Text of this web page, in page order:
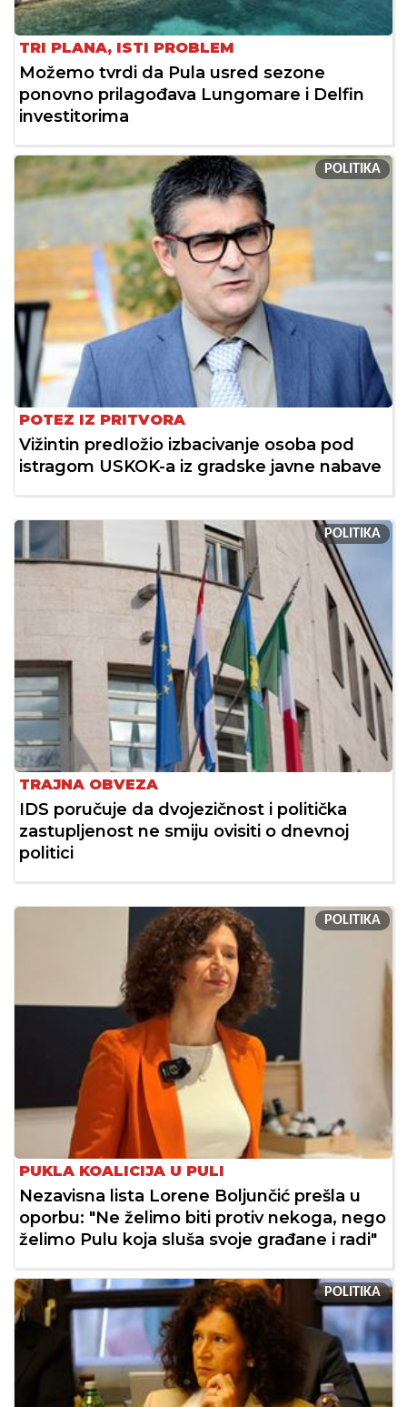
TRI PLANA, ISTI PROBLEM
Možemo tvrdi da Pula usred sezone
ponovno prilagođava Lungomare i Delfin
investitorima
POLITIKA
POTEZ IZ PRITVORA
Vižintin predložio izbacivanje osoba pod
istragom USKOK-a iz gradske javne nabave
POLITIKA
TRAJNA OBVEZA
IDS poručuje da dvojezičnost i politička
zastupljenost ne smiju ovisiti o dnevnoj
politici
POLITIKA
PUKLA KOALICIJA U PULI
Nezavisna lista Lorene Boljunčić prešla u
oporbu: "Ne želimo biti protiv nekoga, nego
želimo Pulu koja sluša svoje građane i radi"
POLITIKA